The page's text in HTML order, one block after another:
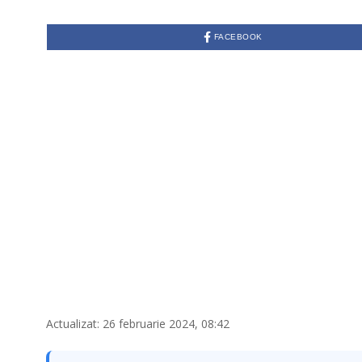
FACEBOOK
Actualizat: 26 februarie 2024, 08:42